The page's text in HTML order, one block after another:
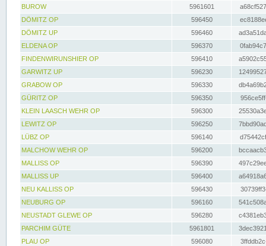
BUROW
5961601
DÖMITZ OP
596450
DÖMITZ UP
596460
ELDENA OP
596370
FINDENWIRUNSHIER OP
596410
GARWITZ UP
596230
GRABOW OP
596330
GÜRITZ OP
596350
KLEIN LAASCH WEHR OP
596300
LEWITZ OP
596250
LÜBZ OP
596140
MALCHOW WEHR OP
596200
MALLISS OP
596390
MALLISS UP
596400
NEU KALLISS OP
596430
NEUBURG OP
596160
NEUSTADT GLEWE OP
596280
PARCHIM GÜTE
5961801
PLAU OP
596080